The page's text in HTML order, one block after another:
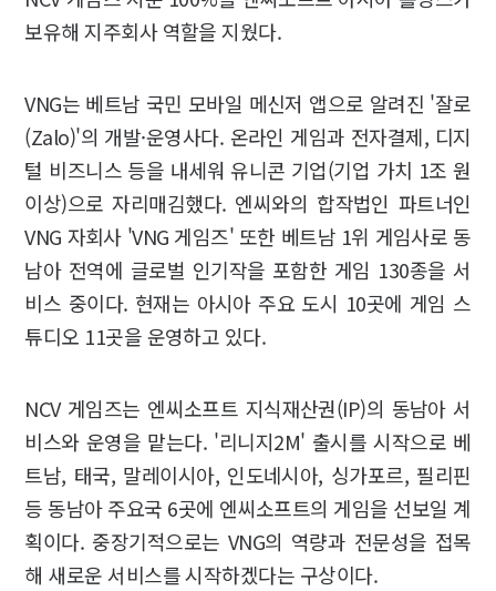
보유해 지주회사 역할을 지웠다.
VNG는 베트남 국민 모바일 메신저 앱으로 알려진 '잘로
(Zalo)'의 개발·운영사다. 온라인 게임과 전자결제, 디지
털 비즈니스 등을 내세워 유니콘 기업(기업 가치 1조 원
이상)으로 자리매김했다. 엔씨와의 합작법인 파트너인
VNG 자회사 'VNG 게임즈' 또한 베트남 1위 게임사로 동
남아 전역에 글로벌 인기작을 포함한 게임 130종을 서
비스 중이다. 현재는 아시아 주요 도시 10곳에 게임 스
튜디오 11곳을 운영하고 있다.
NCV 게임즈는 엔씨소프트 지식재산권(IP)의 동남아 서
비스와 운영을 맡는다. '리니지2M' 출시를 시작으로 베
트남, 태국, 말레이시아, 인도네시아, 싱가포르, 필리핀
등 동남아 주요국 6곳에 엔씨소프트의 게임을 선보일 계
획이다. 중장기적으로는 VNG의 역량과 전문성을 접목
해 새로운 서비스를 시작하겠다는 구상이다.